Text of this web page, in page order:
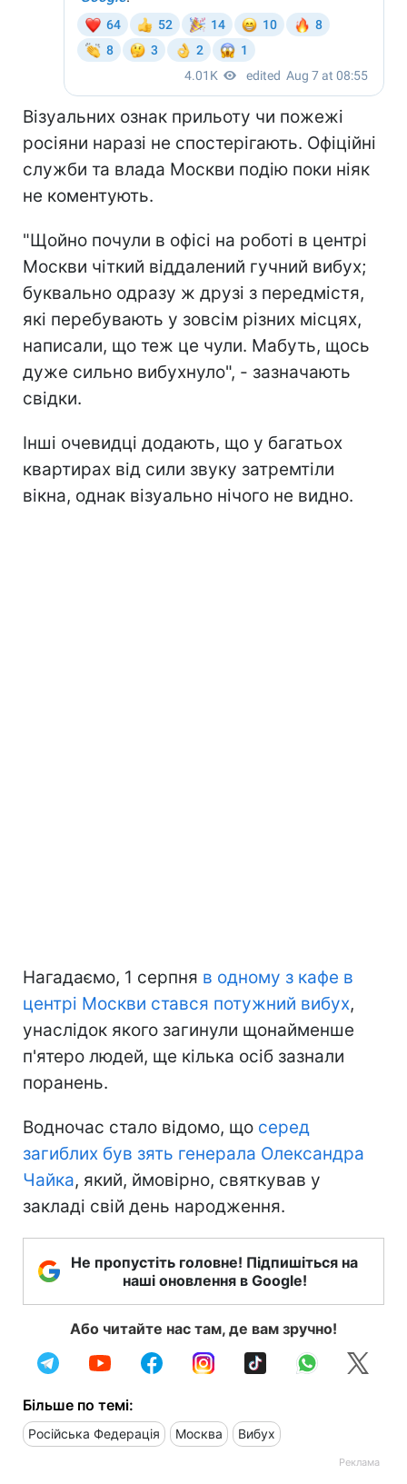
Візуальних ознак прильоту чи пожежі
росіяни наразі не спостерігають. Офіційні
служби та влада Москви подію поки ніяк
не коментують.
"Щойно почули в офісі на роботі в центрі
Москви чіткий віддалений гучний вибух;
буквально одразу ж друзі з передмістя,
які перебувають у зовсім різних місцях,
написали, що теж це чули. Мабуть, щось
дуже сильно вибухнуло", - зазначають
свідки.
Інші очевидці додають, що у багатьох
квартирах від сили звуку затремтіли
вікна, однак візуально нічого не видно.
Нагадаємо, 1 серпня в одному з кафе в
центрі Москви стався потужний вибух,
унаслідок якого загинули щонайменше
п'ятеро людей, ще кілька осіб зазнали
поранень.
Водночас стало відомо, що серед
загиблих був зять генерала Олександра
Чайка, який, ймовірно, святкував у
закладі свій день народження.
Не пропустіть головне! Підпишіться на
наші оновлення в Google!
Або читайте нас там, де вам зручно!
Більше по темі:
Російська Федерація Москва Вибух